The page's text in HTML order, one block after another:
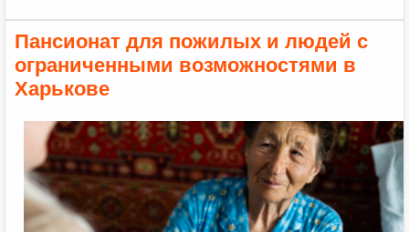
Пансионат для пожилых и людей с
ограниченными возможностями в
Харькове